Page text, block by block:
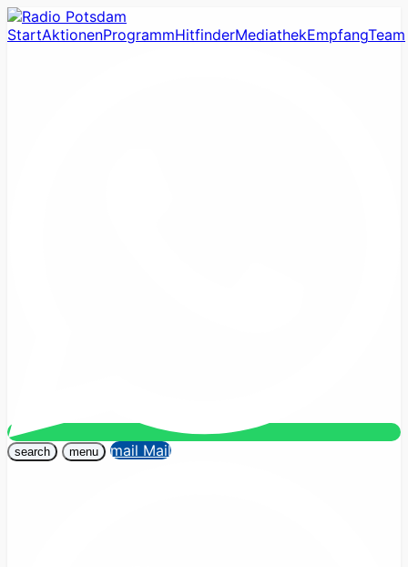
StartAktionenProgrammHitfinderMediathekEmpfangTeam
search menu mail Mail